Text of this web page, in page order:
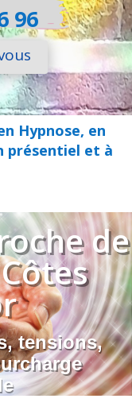
96
Hypnose, en
présentiel et à
de
tensions,